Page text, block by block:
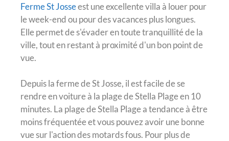
Ferme St Josseest une excellente villa à louer pour
le week-end ou pour des vacances plus longues.
Elle permet de s'évader en toute tranquillité de la
ville, tout en restant à proximité d'un bon point de
vue.
Depuis la ferme de St Josse, il est facile de se
rendre en voiture à la plage de Stella Plage en 10
minutes. La plage de Stella Plage a tendance à être
moins fréquentée et vous pouvez avoir une bonne
vue sur l'action des motards fous. Pour plus de